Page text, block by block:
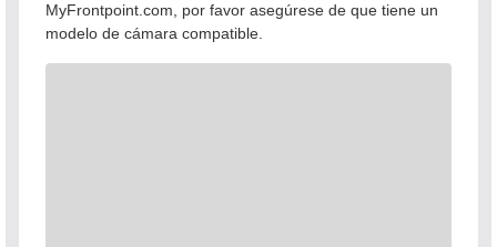
MyFrontpoint.com, por favor asegúrese de que tiene un
modelo de cámara compatible.